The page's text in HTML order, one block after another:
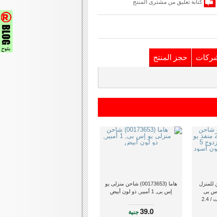
كتابة تعليق من مشترى المنتج
حجز المنتج
شاحن للمنزل
يو إس بى
للشحن المزدوج 5 فولت / 2.4
هاما (00173653) شاحن منزلى يو
إس بى, 1 أمبير, ذو لون أبيض
39.0جنية